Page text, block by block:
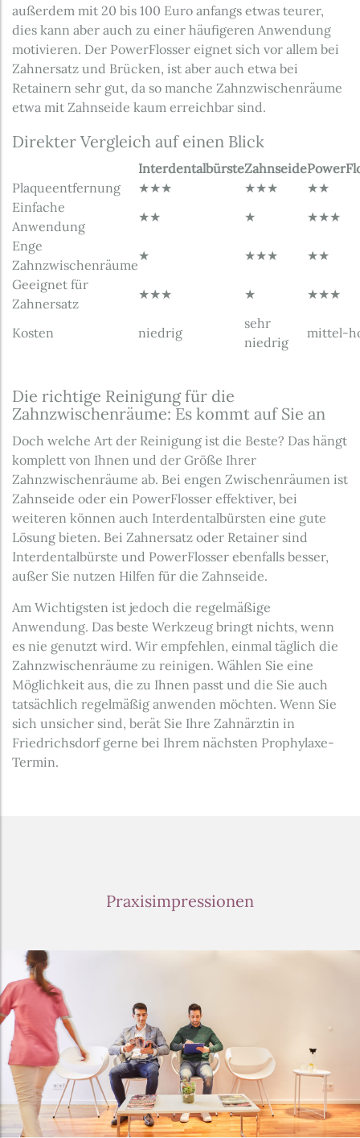
außerdem mit 20 bis 100 Euro anfangs etwas teurer,
dies kann aber auch zu einer häufigeren Anwendung
motivieren. Der PowerFlosser eignet sich vor allem bei
Zahnersatz und Brücken, ist aber auch etwa bei
Retainern sehr gut, da so manche Zahnzwischenräume
etwa mit Zahnseide kaum erreichbar sind.
Direkter Vergleich auf einen Blick
InterdentalbürsteZahnseide
Plaqueentfernung
★★★ ★★★
★★
Einfache
Anwendung
★★ ★
★★★
Enge
Zahnzwischenräume
★ ★★★
★★
Geeignet für
Zahnersatz
★★★ ★ ★★★
Kosten niedrig
sehr
niedrig
mittel-
Die richtige Reinigung für die
Zahnzwischenräume: Es kommt auf Sie an
Doch welche Art der Reinigung ist die Beste? Das hängt
komplett von Ihnen und der Größe Ihrer
Zahnzwischenräume ab. Bei engen Zwischenräumen ist
Zahnseide oder ein PowerFlosser effektiver, bei
weiteren können auch Interdentalbürsten eine gute
Lösung bieten. Bei Zahnersatz oder Retainer sind
Interdentalbürste und PowerFlosser ebenfalls besser,
außer Sie nutzen Hilfen für die Zahnseide.
Am Wichtigsten ist jedoch die regelmäßige
Anwendung. Das beste Werkzeug bringt nichts, wenn
es nie genutzt wird. Wir empfehlen, einmal täglich die
Zahnzwischenräume zu reinigen. Wählen Sie eine
Möglichkeit aus, die zu Ihnen passt und die Sie auch
tatsächlich regelmäßig anwenden möchten. Wenn Sie
sich unsicher sind, berät Sie Ihre Zahnärztin in
Friedrichsdorf gerne bei Ihrem nächsten Prophylaxe-
Termin.
Praxisimpressionen